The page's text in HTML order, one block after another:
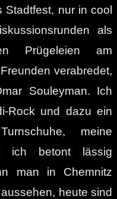
Stadtfest, nur in cool
als
Prügeleien am
verabredet,
Souleyman. Ich
Rock und dazu ein
meine
ich betont lässig
man in Chemnitz
heute sind